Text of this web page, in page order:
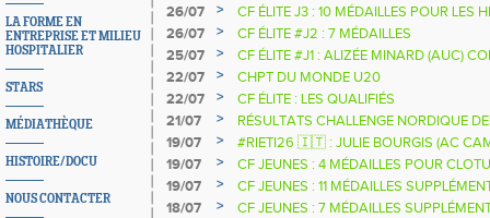
LA FORME EN
ENTREPRISE ET MILIEU
HOSPITALIER
STARS
MÉDIATHÈQUE
HISTOIRE/DOCU
NOUS CONTACTER
26/07
>
CF ÉLITE J3 : 10 MÉDAILLES POUR LES
26/07
>
CF ÉLITE #J2 : 7 MÉDAILLES
25/07
>
CF ÉLITE #J1 : ALIZÉE MINARD (AUC)
NATIONALE
22/07 >
CHPT DU MONDE U20
22/07
>
CF ÉLITE : LES QUALIFIÉS
21/07
>
RÉSULTATS CHALLENGE NORDIQUE
2025 2026
19/07 >
#RIETI26 🇮🇹 : JULIE BOURGIS (AC
D'EUROPE U18 DE LA PERCHE
19/07 >
CF JEUNES : 4 MÉDAILLES POUR
19/07
>
CF JEUNES : 11 MÉDAILLES
18/07
>
CF JEUNES : 7 MÉDAILLES